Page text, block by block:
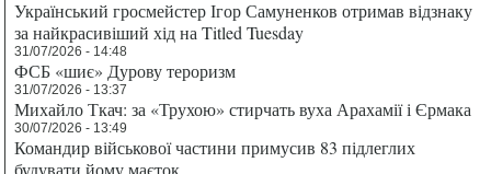
Український гросмейстер Ігор Самуненков отримав відзнаку
за найкрасивіший хід на Titled Tuesday
31/07/2026 - 14:48
ФСБ «шиє» Дурову тероризм
31/07/2026 - 13:37
Михайло Ткач: за «Трухою» стирчать вуха Арахамії і Єрмака
30/07/2026 - 13:49
Командир військової частини примусив 83 підлеглих
будувати йому маєток